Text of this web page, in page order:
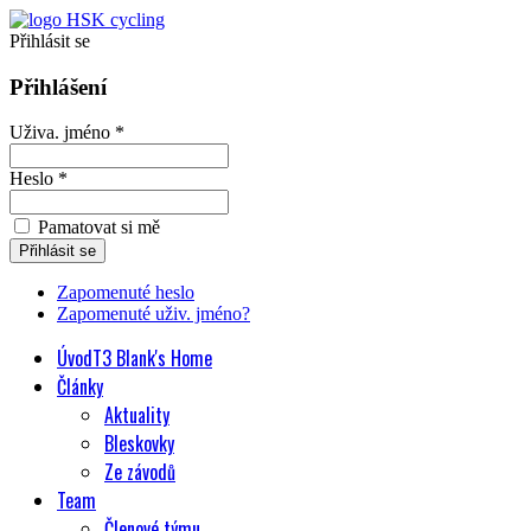
Přihlásit se
Přihlášení
Uživa. jméno *
Heslo *
Pamatovat si mě
Zapomenuté heslo
Zapomenuté uživ. jméno?
ÚvodT3 Blank's Home
Články
Aktuality
Bleskovky
Ze závodů
Team